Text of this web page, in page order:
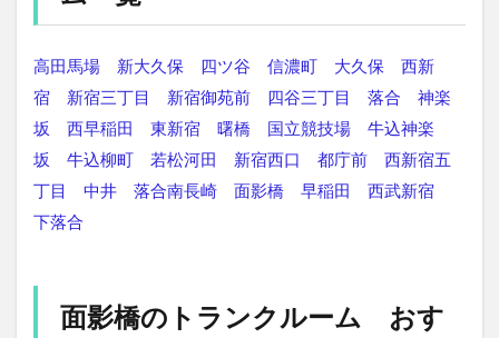
高田馬場 新大久保 四ツ谷 信濃町 大久保
西新
宿
新宿三丁目 新宿御苑前 四谷三丁目 落合
神楽
坂
西早稲田 東新宿 曙橋 国立競技場
牛込神楽
坂
牛込柳町 若松河田 新宿西口 都庁前
西新宿五
丁目
中井 落合南長崎 面影橋 早稲田
西武新宿
下落合
面影橋のトランクルーム おす